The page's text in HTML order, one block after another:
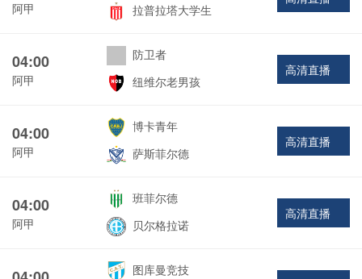
阿甲
拉普拉塔大学生
04:00
阿甲
防卫者
纽维尔老男孩
高清直播
04:00
阿甲
博卡青年
萨斯菲尔德
高清直播
04:00
阿甲
班菲尔德
贝尔格拉诺
高清直播
图库曼竞技